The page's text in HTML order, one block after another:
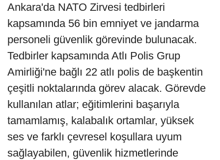
Ankara'da NATO Zirvesi tedbirleri
kapsamında 56 bin emniyet ve jandarma
personeli güvenlik görevinde bulunacak.
Tedbirler kapsamında Atlı Polis Grup
Amirliği'ne bağlı 22 atlı polis de başkentin
çeşitli noktalarında görev alacak. Görevde
kullanılan atlar; eğitimlerini başarıyla
tamamlamış, kalabalık ortamlar, yüksek
ses ve farklı çevresel koşullara uyum
sağlayabilen, güvenlik hizmetlerinde